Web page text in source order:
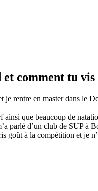
comment tu
rentre en master dans le
que beaucoup de
parlé d’un club de SUP à
goût à la compétition et je